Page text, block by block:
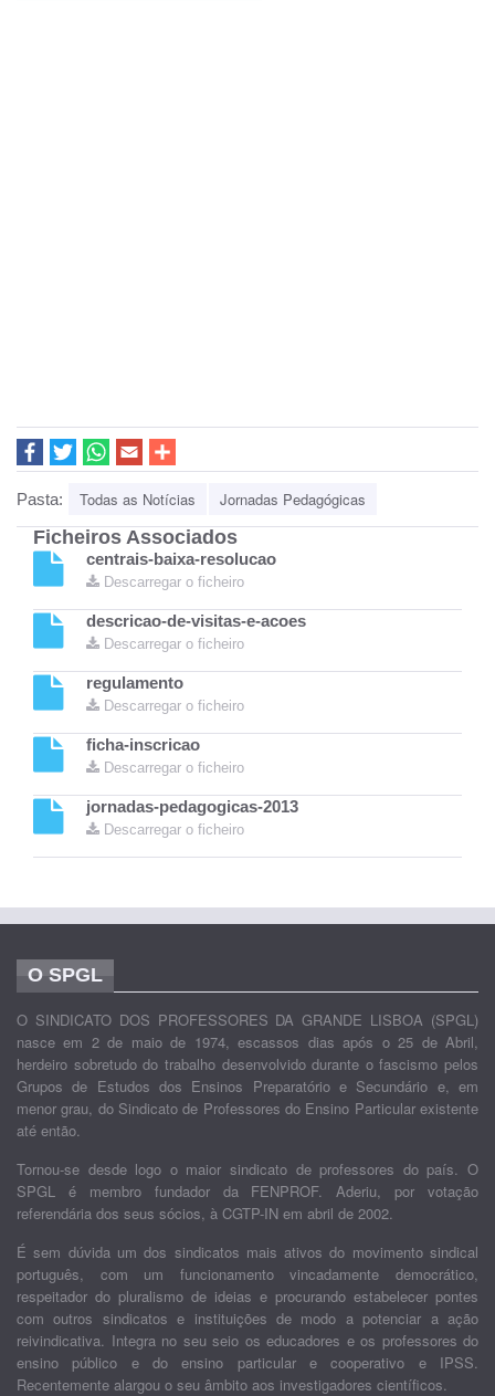
Pasta: Todas as Notícias Jornadas Pedagógicas
Ficheiros Associados
centrais-baixa-resolucao
Descarregar o ficheiro
descricao-de-visitas-e-acoes
Descarregar o ficheiro
regulamento
Descarregar o ficheiro
ficha-inscricao
Descarregar o ficheiro
jornadas-pedagogicas-2013
Descarregar o ficheiro
O SPGL
O SINDICATO DOS PROFESSORES DA GRANDE LISBOA (SPGL)
nasce em 2 de maio de 1974, escassos dias após o 25 de Abril,
herdeiro sobretudo do trabalho desenvolvido durante o fascismo pelos
Grupos de Estudos dos Ensinos Preparatório e Secundário e, em
menor grau, do Sindicato de Professores do Ensino Particular existente
até então.
Tornou-se desde logo o maior sindicato de professores do país. O
SPGL é membro fundador da FENPROF. Aderiu, por votação
referendária dos seus sócios, à CGTP-IN em abril de 2002.
É sem dúvida um dos sindicatos mais ativos do movimento sindical
português, com um funcionamento vincadamente democrático,
respeitador do pluralismo de ideias e procurando estabelecer pontes
com outros sindicatos e instituições de modo a potenciar a ação
reivindicativa. Integra no seu seio os educadores e os professores do
ensino público e do ensino particular e cooperativo e IPSS.
Recentemente alargou o seu âmbito aos investigadores científicos.